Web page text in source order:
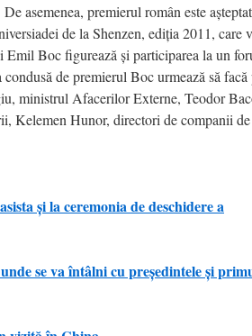
asemenea, premierul român este
de la Shenzen, ediţia 2011, care
Boc figurează şi participarea la un
de premierul Boc urmează să facă
ministrul Afacerilor Externe, Teodor
Hunor, directori de companii de
şi la ceremonia de deschidere a
se va întâlni cu preşedintele şi